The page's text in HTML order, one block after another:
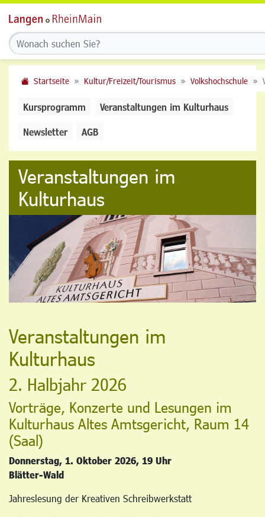
Startseite Kultur/Freizeit/Tourismus Volkshochschule
Kursprogramm Veranstaltungen im Kulturhaus
Newsletter AGB
Veranstaltungen im
Kulturhaus
Veranstaltungen im
Kulturhaus
2. Halbjahr 2026
Vorträge, Konzerte und Lesungen im
Kulturhaus Altes Amtsgericht, Raum 14
(Saal)
Donnerstag, 1. Oktober 2026, 19 Uhr
Blätter-Wald
Jahreslesung der Kreativen Schreibwerkstatt